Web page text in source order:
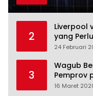
2
Liverpool
yang
24 Februari
3
Wagub
Pemprov
16 Maret